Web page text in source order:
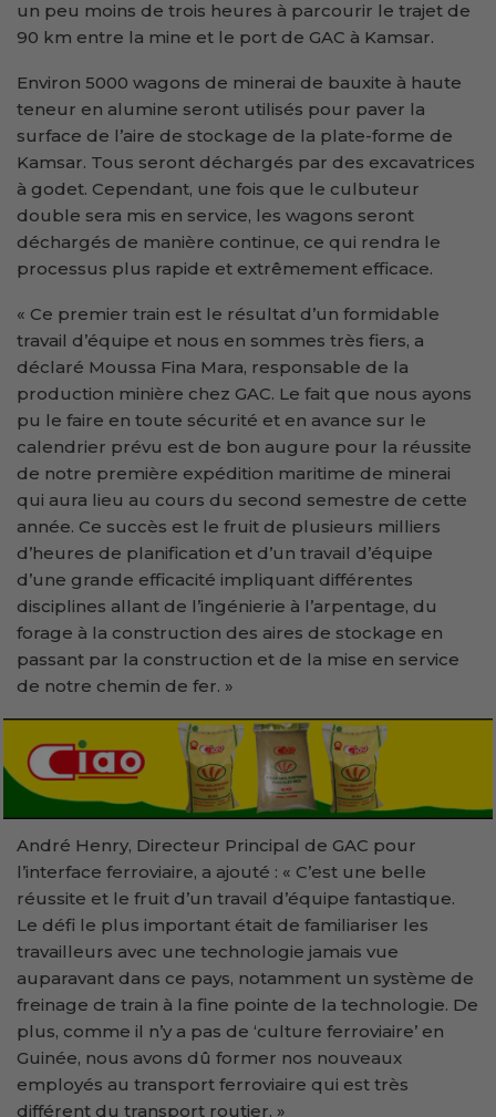
un peu moins de trois heures à parcourir le trajet de
90 km entre la mine et le port de GAC à Kamsar.
Environ 5000 wagons de minerai de bauxite à haute
teneur en alumine seront utilisés pour paver la
surface de l’aire de stockage de la plate-forme de
Kamsar. Tous seront déchargés par des excavatrices
à godet. Cependant, une fois que le culbuteur
double sera mis en service, les wagons seront
déchargés de manière continue, ce qui rendra le
processus plus rapide et extrêmement efficace.
« Ce premier train est le résultat d’un formidable
travail d’équipe et nous en sommes très fiers, a
déclaré Moussa Fina Mara, responsable de la
production minière chez GAC. Le fait que nous ayons
pu le faire en toute sécurité et en avance sur le
calendrier prévu est de bon augure pour la réussite
de notre première expédition maritime de minerai
qui aura lieu au cours du second semestre de cette
année. Ce succès est le fruit de plusieurs milliers
d’heures de planification et d’un travail d’équipe
d’une grande efficacité impliquant différentes
disciplines allant de l’ingénierie à l’arpentage, du
forage à la construction des aires de stockage en
passant par la construction et de la mise en service
de notre chemin de fer. »
André Henry, Directeur Principal de GAC pour
l’interface ferroviaire, a ajouté : « C’est une belle
réussite et le fruit d’un travail d’équipe fantastique.
Le défi le plus important était de familiariser les
travailleurs avec une technologie jamais vue
auparavant dans ce pays, notamment un système de
freinage de train à la fine pointe de la technologie. De
plus, comme il n’y a pas de ‘culture ferroviaire’ en
Guinée, nous avons dû former nos nouveaux
employés au transport ferroviaire qui est très
différent du transport routier. »